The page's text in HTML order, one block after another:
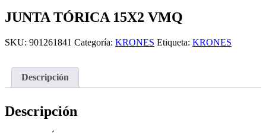
JUNTA TÓRICA 15X2 VMQ
SKU: 901261841 Categoría: KRONES Etiqueta: KRONES
Descripción
Descripción